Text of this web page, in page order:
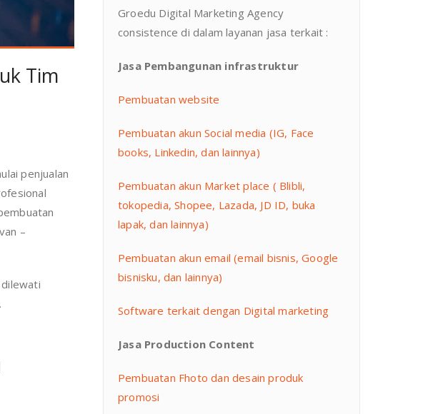
Tim
penjualan
–
Groedu Digital Marketing Agency
consistence di dalam layanan jasa terkait :
Jasa Pembangunan infrastruktur
Pembuatan website
Pembuatan akun Social media (IG, Face
books, Linkedin, dan lainnya)
Pembuatan akun Market place ( Blibli,
tokopedia, Shopee, Lazada, JD ID, buka
lapak, dan lainnya)
Pembuatan akun email (email bisnis, Google
bisnisku, dan lainnya)
Software terkait dengan Digital marketing
Jasa Production Content
Pembuatan Fhoto dan desain produk
promosi